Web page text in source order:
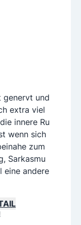
genervt und
extra viel
innere Ru
wenn sich
zum
Sarkasmu
eine andere